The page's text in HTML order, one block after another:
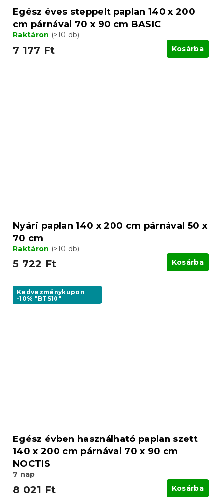
Egész éves steppelt paplan 140 x 200
cm párnával 70 x 90 cm BASIC
Raktáron (>10 db)
7 177 Ft Kosárba
Nyári paplan 140 x 200 cm párnával 50 x
70 cm
Raktáron (>10 db)
5 722 Ft Kosárba
Kedvezménykupon
-10% "BTS10"
Egész évben használható paplan szett
140 x 200 cm párnával 70 x 90 cm
NOCTIS
7 nap
8 021 Ft Kosárba